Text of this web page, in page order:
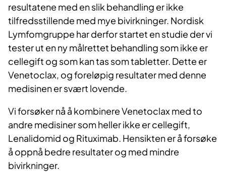
resultatene med en slik behandling er ikke
tilfredsstillende med mye bivirkninger. Nordisk
Lymfomgruppe har derfor startet en studie der vi
tester ut en ny målrettet behandling som ikke er
cellegift og som kan tas som tabletter. Dette er
Venetoclax, og foreløpig resultater med denne
medisinen er svært lovende.
Vi forsøker nå å kombinere Venetoclax med to
andre medisiner som heller ikke er cellegift,
Lenalidomid og Rituximab. Hensikten er å forsøke
å oppnå bedre resultater og med mindre
bivirkninger.